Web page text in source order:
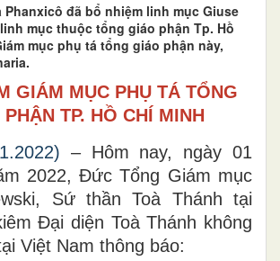
đã bổ nhiệm linh mục Giuse
mục thuộc tổng giáo phận Tp. Hồ
mục phụ tá tổng giáo phận này,
GIÁM MỤC PHỤ TÁ TỔNG
TP. HỒ CHÍ MINH
– Hôm nay, ngày 01
2022, Đức Tổng Giám mục
Sứ thần Toà Thánh tại
Đại diện Toà Thánh không
Việt Nam thông báo: